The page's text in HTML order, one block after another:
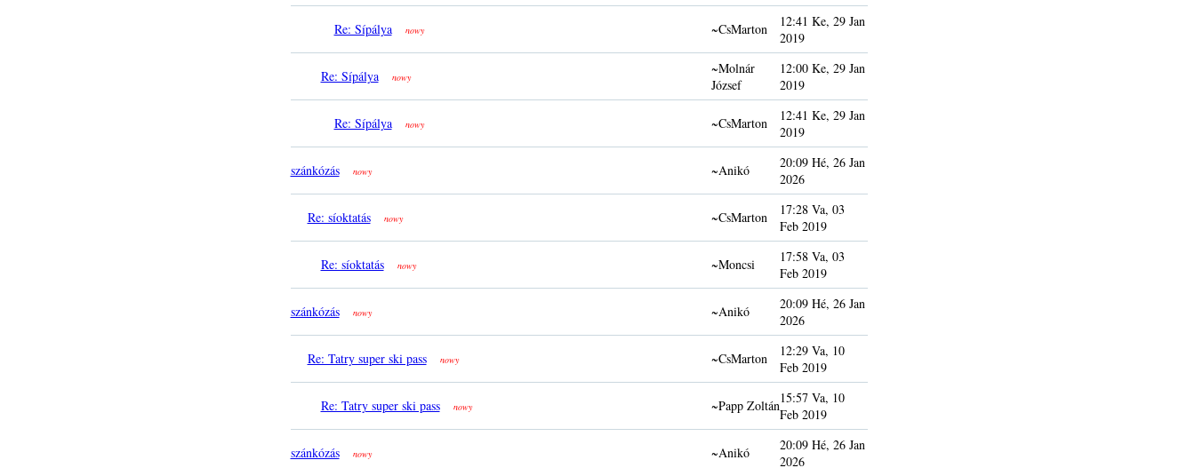
Re: Sípálya nowy ~CsMarton
12:41 Ke, 29 Jan
2019
Re: Sípálya nowy
~Molnár
József
12:00 Ke, 29 Jan
2019
Re: Sípálya nowy ~CsMarton
12:41 Ke, 29 Jan
2019
szánkózás nowy ~Anikó
20:09 Hé, 26 Jan
2026
Re: síoktatás nowy ~CsMarton
17:28 Va, 03
Feb 2019
Re: síoktatás nowy ~Moncsi
17:58 Va, 03
Feb 2019
szánkózás nowy ~Anikó
20:09 Hé, 26 Jan
2026
Re: Tatry super ski pass nowy ~CsMarton
12:29 Va, 10
Feb 2019
Re: Tatry super ski pass nowy ~Papp Zoltán15:57 Va, 10
Feb 2019
szánkózás nowy ~Anikó
20:09 Hé, 26 Jan
2026